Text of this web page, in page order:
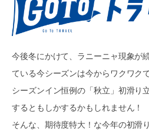
今後冬にかけて、ラニーニャ現象が
ている今シーズンは今からワクワク
シーズンイン恒例の「秋立」初滑り
するともしかするかもしれません！
そんな、期待度特大！な今年の初滑